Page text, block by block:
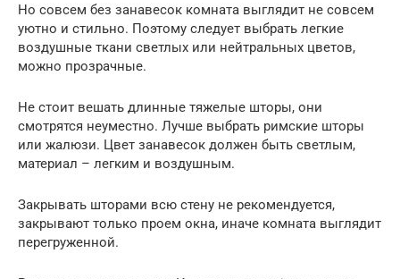
Но совсем без занавесок комната выглядит не совсем
уютно и стильно. Поэтому следует выбрать легкие
воздушные ткани светлых или нейтральных цветов,
можно прозрачные.
Не стоит вешать длинные тяжелые шторы, они
смотрятся неуместно. Лучше выбрать римские шторы
или жалюзи. Цвет занавесок должен быть светлым,
материал – легким и воздушным.
Закрывать шторами всю стену не рекомендуется,
закрывают только проем окна, иначе комната выглядит
перегруженной.